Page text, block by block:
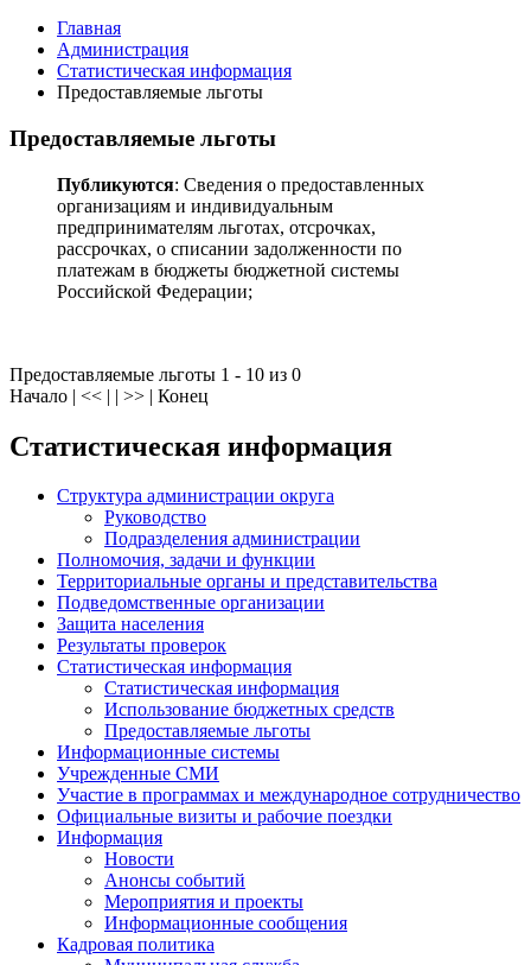
Главная
Администрация
Статистическая информация
Предоставляемые льготы
Предоставляемые льготы
Публикуются: Сведения о предоставленных
организациям и индивидуальным
предпринимателям льготах, отсрочках,
рассрочках, о списании задолженности по
платежам в бюджеты бюджетной системы
Российской Федерации;
Предоставляемые льготы 1 - 10 из 0
Начало | << | | >> | Конец
Статистическая информация
Структура администрации округа
Руководство
Подразделения администрации
Полномочия, задачи и функции
Территориальные органы и представительства
Подведомственные организации
Защита населения
Результаты проверок
Статистическая информация
Статистическая информация
Использование бюджетных средств
Предоставляемые льготы
Информационные системы
Учрежденные СМИ
Участие в программах и международное сотрудничество
Официальные визиты и рабочие поездки
Информация
Новости
Анонсы событий
Мероприятия и проекты
Информационные сообщения
Кадровая политика